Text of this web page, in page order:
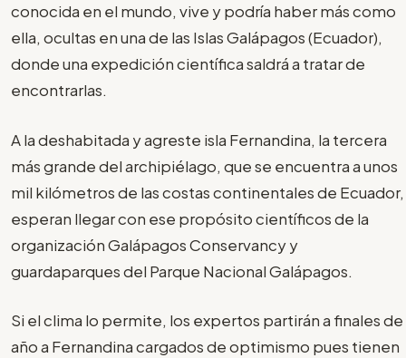
conocida en el mundo, vive y podría haber más como
ella, ocultas en una de las Islas Galápagos (Ecuador),
donde una expedición científica saldrá a tratar de
encontrarlas.
A la deshabitada y agreste isla Fernandina, la tercera
más grande del archipiélago, que se encuentra a unos
mil kilómetros de las costas continentales de Ecuador,
esperan llegar con ese propósito científicos de la
organización Galápagos Conservancy y
guardaparques del Parque Nacional Galápagos.
Si el clima lo permite, los expertos partirán a finales de
año a Fernandina cargados de optimismo pues tienen